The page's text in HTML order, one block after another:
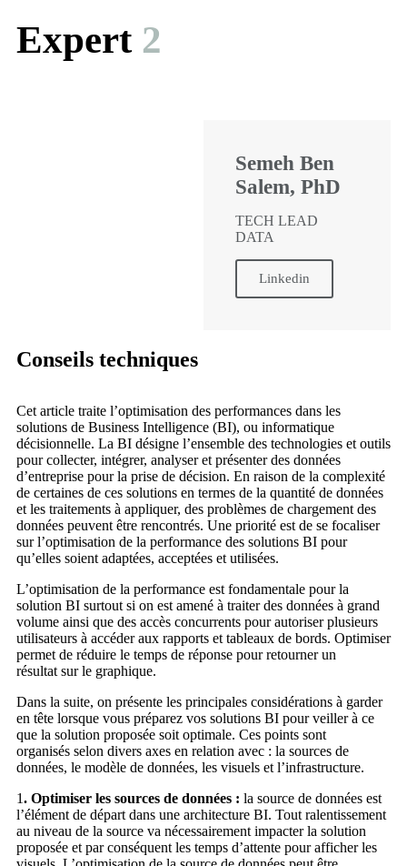
Expert 2
Semeh Ben
Salem, PhD
TECH LEAD
DATA
Linkedin
Conseils techniques
Cet article traite l’optimisation des performances dans les
solutions de Business Intelligence (BI), ou informatique
décisionnelle. La BI désigne l’ensemble des technologies et outils
pour collecter, intégrer, analyser et présenter des données
d’entreprise pour la prise de décision. En raison de la complexité
de certaines de ces solutions en termes de la quantité de données
et les traitements à appliquer, des problèmes de chargement des
données peuvent être rencontrés. Une priorité est de se focaliser
sur l’optimisation de la performance des solutions BI pour
qu’elles soient adaptées, acceptées et utilisées.
L’optimisation de la performance est fondamentale pour la
solution BI surtout si on est amené à traiter des données à grand
volume ainsi que des accès concurrents pour autoriser plusieurs
utilisateurs à accéder aux rapports et tableaux de bords. Optimiser
permet de réduire le temps de réponse pour retourner un
résultat sur le graphique.
Dans la suite, on présente les principales considérations à garder
en tête lorsque vous préparez vos solutions BI pour veiller à ce
que la solution proposée soit optimale. Ces points sont
organisés selon divers axes en relation avec : la sources de
données, le modèle de données, les visuels et l’infrastructure.
1. Optimiser les sources de données : la source de données est
l’élément de départ dans une architecture BI. Tout ralentissement
au niveau de la source va nécessairement impacter la solution
proposée et par conséquent les temps d’attente pour afficher les